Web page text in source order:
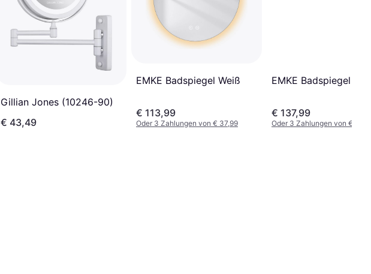
Gillian Jones (10246-90)
€ 43,49
EMKE Badspiegel Weiß
€ 113,99
Oder 3 Zahlungen von € 37,99
EMKE Badspiegel
€ 137,99
Oder 3 Zahlungen von €